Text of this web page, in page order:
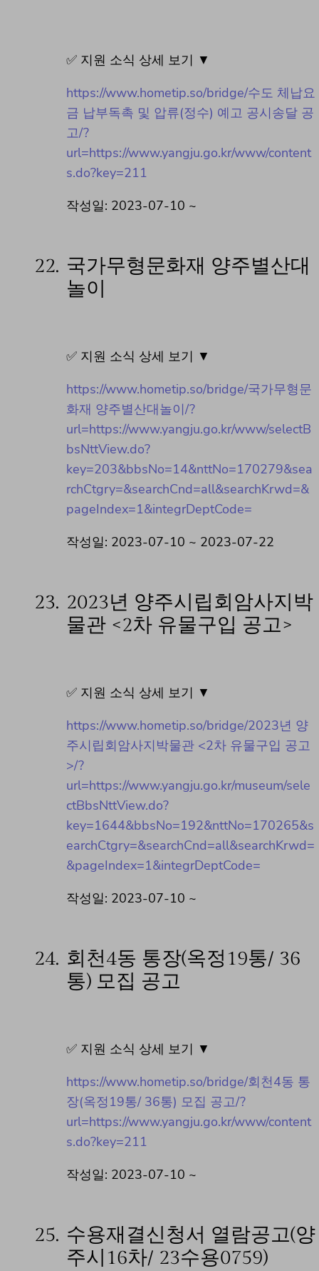
✅ 지원 소식 상세 보기 ▼
https://www.hometip.so/bridge/수도 체납요
금 납부독촉 및 압류(정수) 예고 공시송달 공
고/?
url=https://www.yangju.go.kr/www/content
s.do?key=211
작성일: 2023-07-10 ~
22. 국가무형문화재 양주별산대
놀이
✅ 지원 소식 상세 보기 ▼
https://www.hometip.so/bridge/국가무형문
화재 양주별산대놀이/?
url=https://www.yangju.go.kr/www/selectB
bsNttView.do?
key=203&bbsNo=14&nttNo=170279&sea
rchCtgry=&searchCnd=all&searchKrwd=&
pageIndex=1&integrDeptCode=
작성일: 2023-07-10 ~ 2023-07-22
23. 2023년 양주시립회암사지박
물관 <2차 유물구입 공고>
✅ 지원 소식 상세 보기 ▼
https://www.hometip.so/bridge/2023년 양
주시립회암사지박물관 <2차 유물구입 공고
>/?
url=https://www.yangju.go.kr/museum/sele
ctBbsNttView.do?
key=1644&bbsNo=192&nttNo=170265&s
earchCtgry=&searchCnd=all&searchKrwd=
&pageIndex=1&integrDeptCode=
작성일: 2023-07-10 ~
24. 회천4동 통장(옥정19통/ 36
통) 모집 공고
✅ 지원 소식 상세 보기 ▼
https://www.hometip.so/bridge/회천4동 통
장(옥정19통/ 36통) 모집 공고/?
url=https://www.yangju.go.kr/www/content
s.do?key=211
작성일: 2023-07-10 ~
25. 수용재결신청서 열람공고(양
주시16차/ 23수용0759)